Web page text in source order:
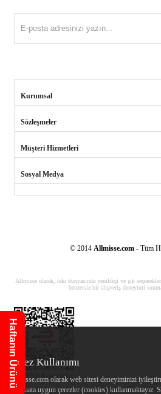
Kurumsal
Sözleşmeler
Müşteri Hizmetleri
Sosyal Medya
© 2014 Allmisse.com - Tüm
Allmisse olarak, takı dünyasında yenilikçi ve şık
benzersiz bir alışveriş deneyimi
Haftanın Ürünü
Çerez Kullanımı
Allmisse.com olarak web sitesi deneyiminizi
mevzuata uygun çerezler (cookies) kullanmaktayız.